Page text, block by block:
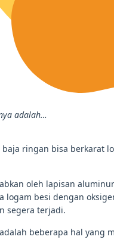
adalah…
baja ringan bisa berkarat
oleh lapisan
logam besi dengan
segera terjadi.
beberapa hal yang